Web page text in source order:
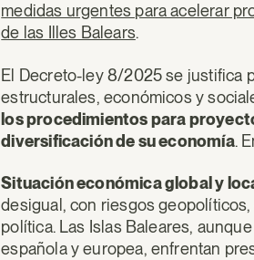
medidas urgentes para acelerar
de las Illes Balears.
El Decreto-ley 8/2025 se justifica
estructurales, económicos y
los procedimientos para
diversificación de su economía.
Situación económica global y
desigual, con riesgos
política. Las Islas Baleares,
española y europea, enfrentan